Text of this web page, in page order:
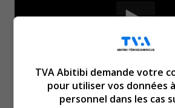
TVA Abitibi demande votre
pour utiliser vos données
personnel dans les cas